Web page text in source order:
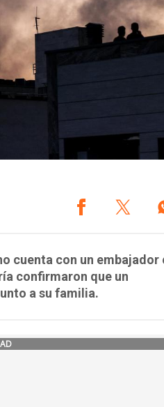
cuenta con un embajador
confirmaron que un
a su familia.